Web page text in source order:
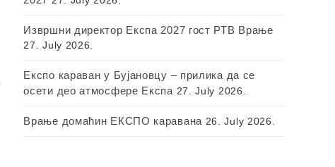
Извршни директор Експа 2027 гост РТВ Врање
27. July 2026.
Експо караван у Бујановцу – прилика да се
осети део атмосфере Експа 27. July 2026.
Врање домаћин ЕКСПО каравана 26. July 2026.